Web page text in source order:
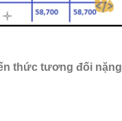
thức tương đối nặng